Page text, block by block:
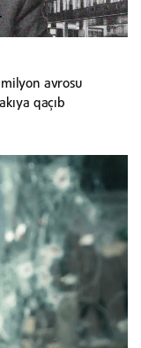
milyon avrosu
qaçıb